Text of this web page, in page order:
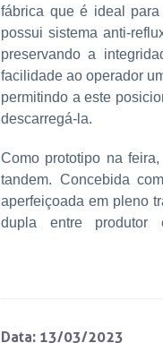
fábrica que é ideal
possui sistema anti-
preservando a
facilidade ao operador
permitindo a este
descarregá-la.
Como prototipo na
tandem. Concebida
aperfeiçoada em pleno
dupla entre produtor
Data: 13/03/2023